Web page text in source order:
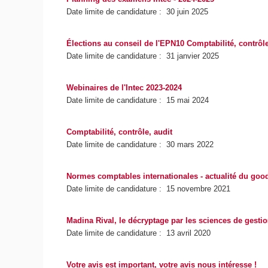
Date limite de candidature : 30 juin 2025
Élections au conseil de l'EPN10 Comptabilité,
Date limite de candidature : 31 janvier 2025
Webinaires de l'Intec 2023-2024
Date limite de candidature : 15 mai 2024
Comptabilité, contrôle, audit
Date limite de candidature : 30 mars 2022
Normes comptables internationales - actualité du
Date limite de candidature : 15 novembre 2021
Madina Rival, le décryptage par les sciences de
Date limite de candidature : 13 avril 2020
Votre avis est important, votre avis nous intéresse !